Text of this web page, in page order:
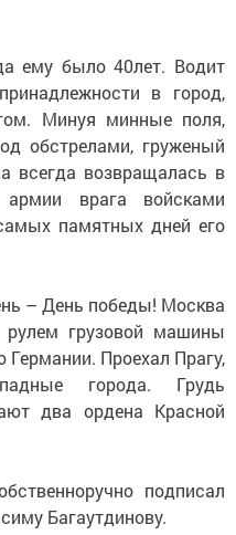
ему было 40лет. Водит
в город,
Минуя минные поля,
обстрелами, груженый
всегда возвращалась в
врага войсками
памятных дней его
– День победы! Москва
рулем грузовой машины
Проехал Прагу,
города. Грудь
два ордена Красной
подписал
Багаутдинову.